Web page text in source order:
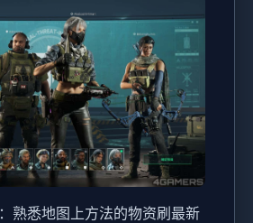
：熟悉地图上方法的物资刷最新